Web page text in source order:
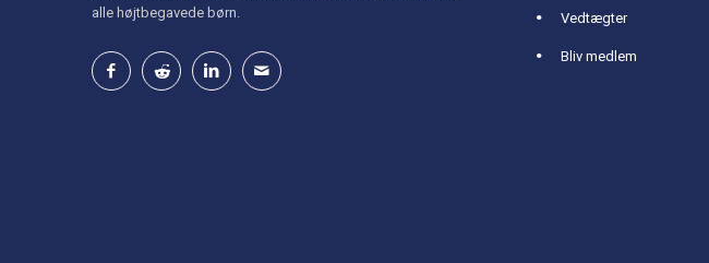
alle højtbegavede børn.
Vedtægter
Bliv medlem